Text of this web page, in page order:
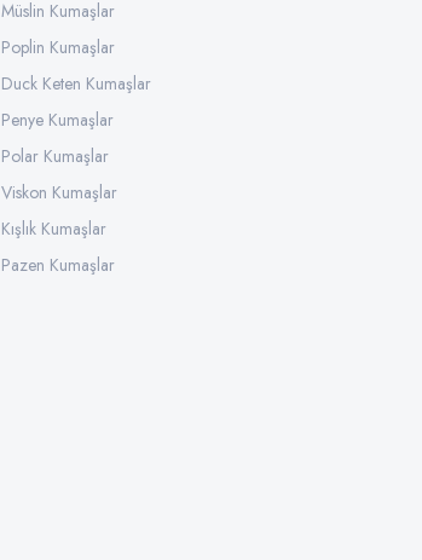
Müslin Kumaşlar
Poplin Kumaşlar
Duck Keten Kumaşlar
Penye Kumaşlar
Polar Kumaşlar
Viskon Kumaşlar
Kışlık Kumaşlar
Pazen Kumaşlar